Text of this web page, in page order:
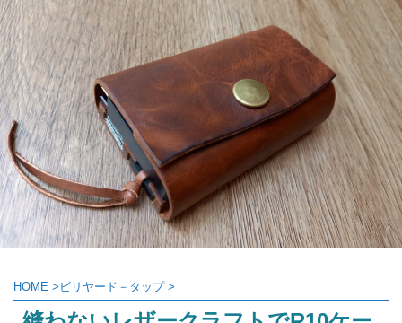
HOME > ビリヤード－タップ >